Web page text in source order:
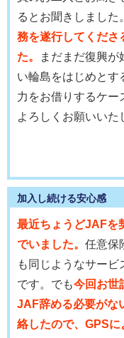
るとお聞きしました
務を遂行してくださ
た。
まだまだ復興が
い輪島をはじめとす
力をお借りするケー
よろしくお願いいた
加入し続ける安心感
最近ちょうどJAFを
でいました。 任意保
も同じようなサー
です。でも今回お世
JAF辞める必要がな
絡したので、GPSに